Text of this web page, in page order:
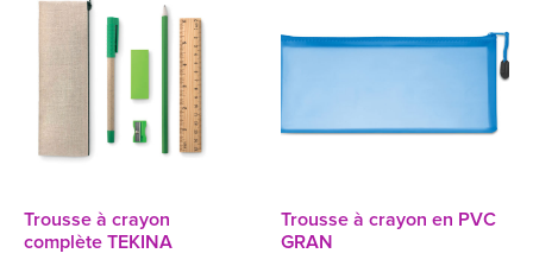
Trousse à crayon
complète TEKINA
Trousse à crayon en PVC
GRAN